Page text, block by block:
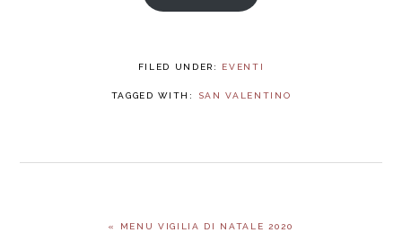
FILED UNDER: EVENTI
TAGGED WITH: SAN VALENTINO
PREVIOUS
« MENU VIGILIA DI NATALE 2020